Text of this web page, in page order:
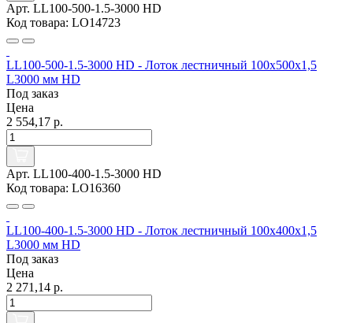
Арт. LL100-500-1.5-3000 HD
Код товара: LO14723
LL100-500-1.5-3000 HD - Лоток лестничный 100х500х1,5
L3000 мм HD
Под заказ
Цена
2 554,17 р.
Арт. LL100-400-1.5-3000 HD
Код товара: LO16360
LL100-400-1.5-3000 HD - Лоток лестничный 100х400х1,5
L3000 мм HD
Под заказ
Цена
2 271,14 р.